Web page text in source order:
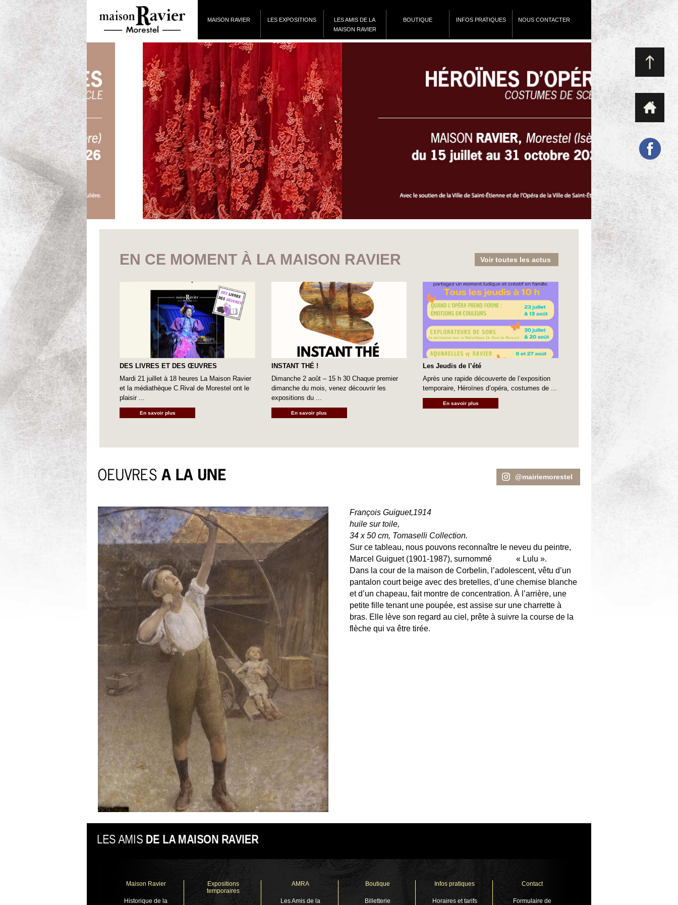
MAISON RAVIER LES EXPOSITIONS
LES AMIS DE LA
MAISON RAVIER
BOUTIQUE INFOS PRATIQUES NOUS CONTACTER
Exposition Artistes femmes Exposition Opéra
EN CE MOMENT À LA MAISON RAVIER Voir toutes les actus
DES LIVRES ET DES ŒUVRES
Mardi 21 juillet à 18 heures La Maison Ravier
et la médiathèque C.Rival de Morestel ont le
plaisir ...
En savoir plus
INSTANT THÉ !
Dimanche 2 août – 15 h 30 Chaque premier
dimanche du mois, venez découvrir les
expositions du ...
En savoir plus
Les Jeudis de l’été
Après une rapide découverte de l’exposition
temporaire, Héroïnes d’opéra, costumes de ...
En savoir plus
@mairiemorestel
François Guiguet,1914
huile sur toile,
34 x 50 cm, Tomaselli Collection.
Sur ce tableau, nous pouvons reconnaître le neveu du peintre,
Marcel Guiguet (1901-1987), surnommé « Lulu ».
Dans la cour de la maison de Corbelin, l’adolescent, vêtu d’un
pantalon court beige avec des bretelles, d’une chemise blanche
et d’un chapeau, fait montre de concentration. À l’arrière, une
petite fille tenant une poupée, est assise sur une charrette à
bras. Elle lève son regard au ciel, prête à suivre la course de la
flèche qui va être tirée.
LES AMIS DE LA MAISON RAVIER
Maison Ravier
Historique de la
Expositions
temporaires
AMRA
Les Amis de la
Boutique
Billetterie
Infos pratiques
Horaires et tarifs
Contact
Formulaire de